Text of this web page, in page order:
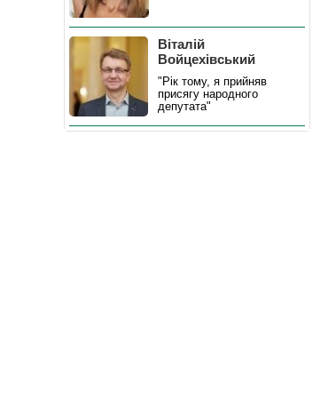
Віталій
Войцехівський
"Рік тому, я прийняв
присягу народного
депутата"